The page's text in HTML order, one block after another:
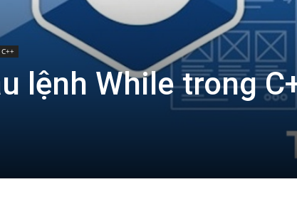
lệnh While trong